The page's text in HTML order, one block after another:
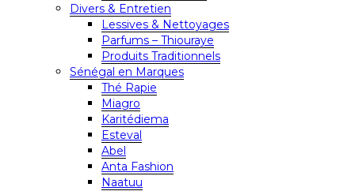
Divers & Entretien
Lessives & Nettoyages
Parfums – Thiouraye
Produits Traditionnels
Sénégal en Marques
Thé Rapie
Miagro
Karitédiema
Esteval
Abel
Anta Fashion
Naatuu